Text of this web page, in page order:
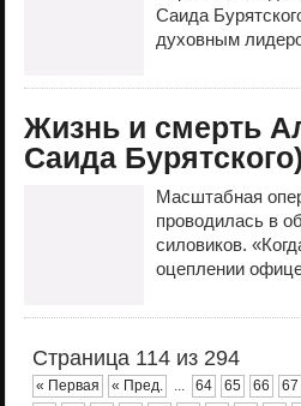
Саида
духовным
Жизнь и смерть
Саида Бурятского)
Масштабная
проводилась в
силовиков.
оцеплении
Страница 114 из 294
« Первая « Пред. ... 64 65 66 67